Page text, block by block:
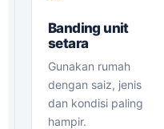
Banding unit
setara
Gunakan rumah
dengan saiz, jenis
dan kondisi paling
hampir.